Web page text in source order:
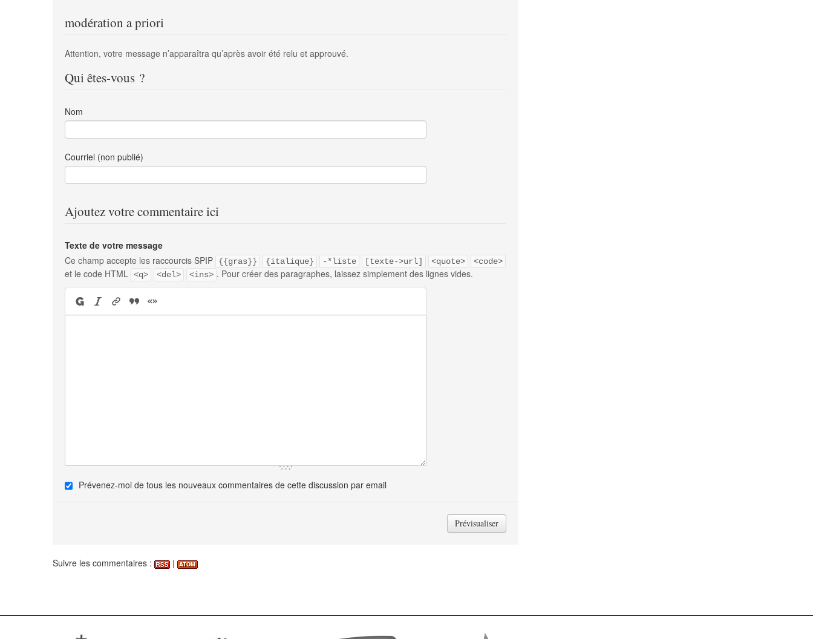
modération a priori
Attention, votre message n’apparaîtra qu’après avoir été relu et approuvé.
Qui êtes-vous ?
Nom
Courriel (non publié)
Ajoutez votre commentaire ici
Texte de votre message
Ce champ accepte les raccourcis SPIP
{{gras}} {italique} -*liste [texte->url] <quote> <code>
et le code HTML <q> <del> <ins> . Pour créer des paragraphes, laissez simplement des lignes vides.
Prévenez-moi de tous les nouveaux commentaires de cette discussion par email
Suivre les commentaires : |